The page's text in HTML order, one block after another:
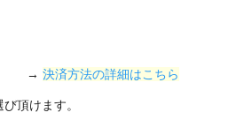
→ 決済方法の詳細はこちら
頂けます。